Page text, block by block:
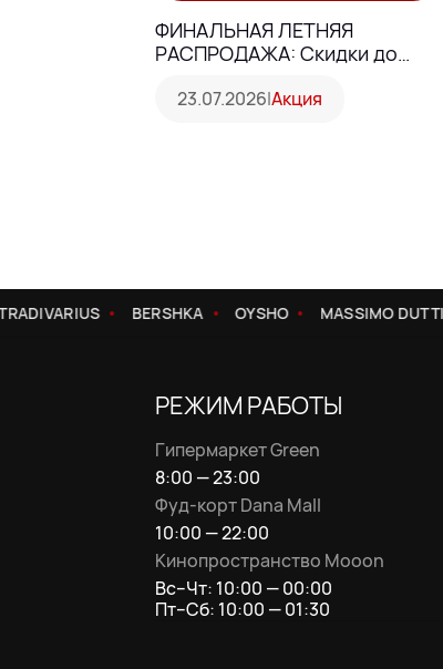
ФИНАЛЬНАЯ ЛЕТНЯЯ
РАСПРОДАЖА: Скидки до
23.07.2026|Акция
BERSHKA OYSHO MASSIMO DUTTI
РЕЖИМ РАБОТЫ
Гипермаркет Green
8:00 — 23:00
Фуд-корт Dana Mall
10:00 — 22:00
Кинопространство Mooon
Вс–Чт: 10:00 — 00:00
Пт–Сб: 10:00 — 01:30